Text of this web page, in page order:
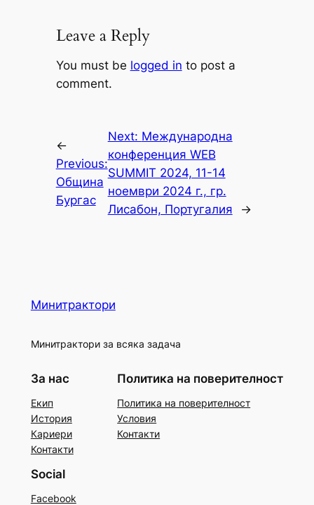
Leave a Reply
You must be logged in to post a
comment.
←
Previous:
Община
Бургас
Next: Международна
конференция WEB
SUMMIT 2024, 11-14
ноември 2024 г., гр.
Лисабон, Португалия
→
Минитрактори
Минитрактори за всяка задача
За нас
Екип
История
Кариери
Контакти
Политика на поверителност
Политика на поверителност
Условия
Контакти
Social
Facebook